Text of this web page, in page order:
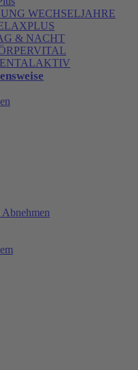
WECHSELJAHRE
& NACHT